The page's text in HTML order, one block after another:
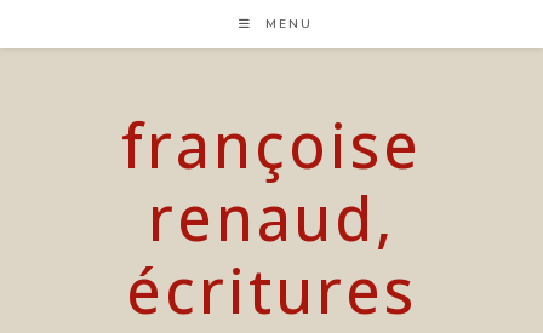
content
MENU
françoise
renaud,
écritures